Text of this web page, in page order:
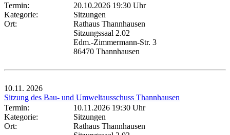
Termin:
20.10.2026 19:30 Uhr
Kategorie:
Sitzungen
Ort:
Rathaus Thannhausen
Sitzungssaal 2.02
Edm.-Zimmermann-Str. 3
86470 Thannhausen
10.11. 2026
Sitzung des Bau- und Umweltausschuss Thannhausen
Termin:
10.11.2026 19:30 Uhr
Kategorie:
Sitzungen
Ort:
Rathaus Thannhausen